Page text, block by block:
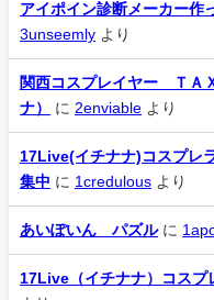
アイポイン診断メーカー作
3unseemly より
関西コスプレイヤー ＴＡ
ナ）
に 2enviable より
17Live(イチナナ)コスプレ
集中 に 1credulous より
あいぽいん パズルに
17Live（イチナナ）コスプ